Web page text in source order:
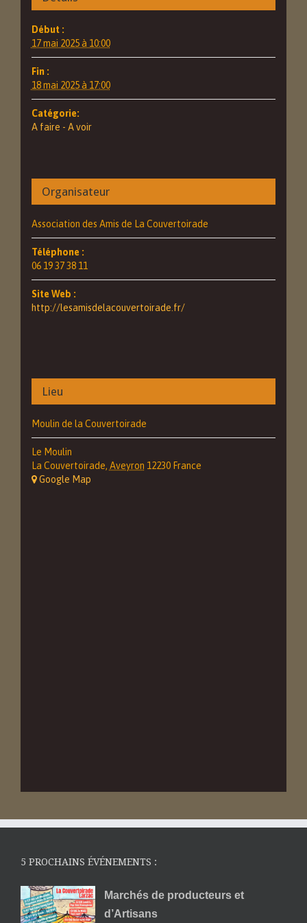
Début :
17 mai 2025 à 10:00
Fin :
18 mai 2025 à 17:00
Catégorie:
A faire - A voir
Organisateur
Association des Amis de La Couvertoirade
Téléphone :
06 19 37 38 11
Site Web :
http://lesamisdelacouvertoirade.fr/
Lieu
Moulin de la Couvertoirade
Le Moulin
La Couvertoirade, Aveyron 12230 France
+ Google Map
5 PROCHAINS ÉVÉNEMENTS :
Marchés de producteurs et
d’Artisans